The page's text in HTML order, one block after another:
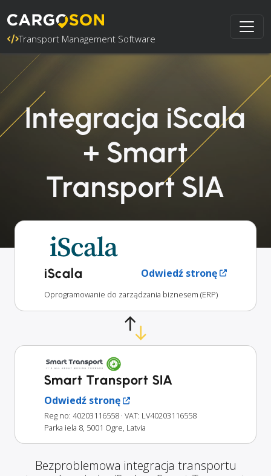
Transport Management Software
Integracja iScala
+ Smart
Transport SIA
iScala Odwiedź stronę
Oprogramowanie do zarządzania biznesem (ERP)
Smart Transport SIA
Odwiedź stronę
Reg no: 40203116558 · VAT: LV40203116558
Parka iela 8, 5001 Ogre, Latvia
Bezproblemowa integracja transportu